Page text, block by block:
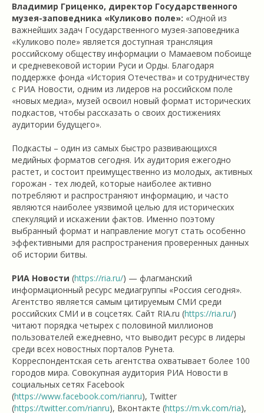
Владимир Гриценко, директор Государственного
музея-заповедника «Куликово поле»: «Одной из
важнейших задач Государственного музея-заповедника
«Куликово поле» является доступная трансляция
российскому обществу информации о Мамаевом побоище
и средневековой истории Руси и Орды. Благодаря
поддержке фонда «История Отечества» и сотрудничеству
с РИА Новости, одним из лидеров на российском поле
«новых медиа», музей освоил новый формат исторических
подкастов, чтобы рассказать о своих достижениях
аудитории будущего».
Подкасты – один из самых быстро развивающихся
медийных форматов сегодня. Их аудитория ежегодно
растет, и состоит преимущественно из молодых, активных
горожан - тех людей, которые наиболее активно
потребляют и распространяют информацию, и часто
являются наиболее уязвимой целью для исторических
спекуляций и искажении фактов. Именно поэтому
выбранный формат и направление могут стать особенно
эффективными для распространения проверенных данных
об истории битвы.
РИА Новости (https://ria.ru/) — флагманский
информационный ресурс медиагруппы «Россия сегодня».
Агентство является самым цитируемым СМИ среди
российских СМИ и в соцсетях. Сайт RIA.ru (https://ria.ru/)
читают порядка четырех с половиной миллионов
пользователей ежедневно, что выводит ресурс в лидеры
среди всех новостных порталов Рунета.
Корреспондентская сеть агентства охватывает более 100
городов мира. Совокупная аудитория РИА Новости в
социальных сетях Facebook
(https://www.facebook.com/rianru), Twitter
(https://twitter.com/rianru), Вконтакте (https://m.vk.com/ria),